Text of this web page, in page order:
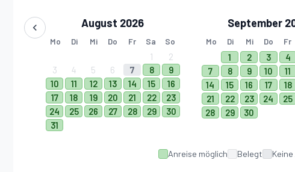
August 2026
Mo Di Mi Do Fr Sa So
1
2
3
4 5 6 7 8
9
10
11 12 13 14 15
16
17
18 19 20 21 22
23
24
25 26 27 28 29
30
31
September
Mo Di Mi Do Fr
1 2 3 4
7
8 9 10 11
14
15 16 17 18
21
22 23 24 25
28
29 30
Anreise möglich Belegt